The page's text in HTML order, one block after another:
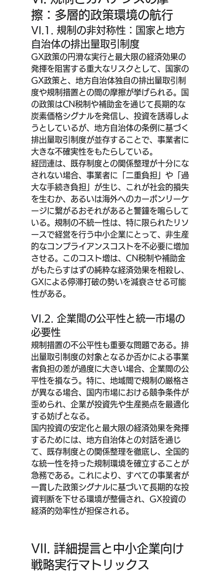
擦：多層的政策環境の航行
VI.1. 規制の非対称性：国家と地方
自治体の排出量取引制度
GX政策の円滑な実行と最大限の経済効果の
発揮を阻害する重大なリスクとして、国家の
GX政策と、地方自治体独自の排出量取引制
度や規制措置との間の摩擦が挙げられる。国
の政策はCN税制や補助金を通じて長期的な
炭素価格シグナルを発信し、投資を誘導しよ
うとしているが、地方自治体の条例に基づく
排出量取引制度が並存することで、事業者に
大きな不確実性をもたらしている。
経団連は、既存制度との関係整理が十分にな
されない場合、事業者に「二重負担」や「過
大な手続き負担」が生じ、これが社会的損失
を生むか、あるいは海外へのカーボンリーケ
ージに繋がるおそれがあると警鐘を鳴らして
いる。規制の不統一性は、特に限られたリソ
ースで経営を行う中小企業にとって、非生産
的なコンプライアンスコストを不必要に増加
させる。このコスト増は、CN税制や補助金
がもたらすはずの純粋な経済効果を相殺し、
GXによる停滞打破の勢いを減衰させる可能
性がある。
VI.2. 企業間の公平性と統一市場の
必要性
規制措置の不公平性も重要な問題である。排
出量取引制度の対象となるか否かによる事業
者負担の差が過度に大きい場合、企業間の公
平性を損なう。特に、地域間で規制の厳格さ
が異なる場合、国内市場における競争条件が
歪められ、企業が投資先や生産拠点を最適化
する妨げとなる。
国内投資の安定化と最大限の経済効果を発揮
するためには、地方自治体との対話を通じ
て、既存制度との関係整理を徹底し、全国的
な統一性を持った規制環境を確立することが
急務である。これにより、すべての事業者が
一貫した政策シグナルに基づいて長期的な投
資判断を下せる環境が整備され、GX投資の
経済的効率性が担保される。
VII. 詳細提言と中小企業向け
戦略実行マトリックス